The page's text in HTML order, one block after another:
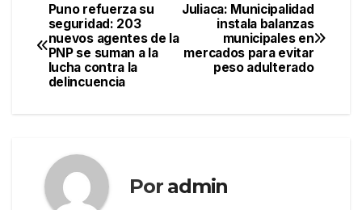
Navegación
de
entradas
Juliaca: Municipalidad
instala balanzas
municipales en
mercados para evitar
peso adulterado
Puno refuerza su
seguridad: 203
nuevos agentes de la
PNP se suman a la
lucha contra la
delincuencia
Por admin